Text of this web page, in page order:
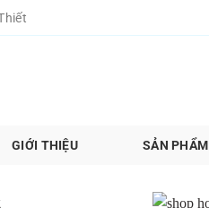
GIỚI THIỆU SẢN PHẨM